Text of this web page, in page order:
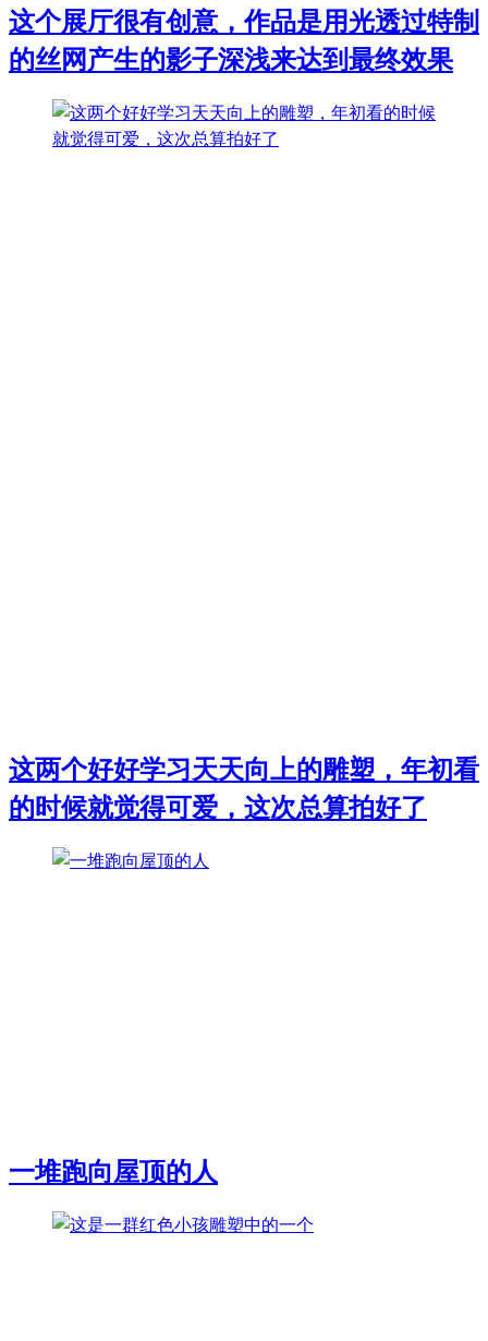
这个展厅很有创意，作品是用光透过特制
的丝网产生的影子深浅来达到最终效果
这两个好好学习天天向上的雕塑，年初看
的时候就觉得可爱，这次总算拍好了
一堆跑向屋顶的人